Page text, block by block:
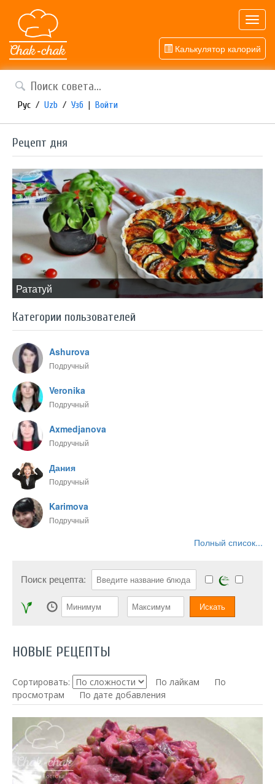
Калькулятор калорий
Рус / Uzb / Узб | Войти
Рецепт дня
​Рататуй
Категории пользователей
Ashurova
Подручный
Veronika
Подручный
Axmedjanova
Подручный
Дания
Подручный
Karimova
Подручный
Полный список...
Поиск рецепта:
НОВЫЕ РЕЦЕПТЫ
Сортировать: По лайкам
По
просмотрам
По дате добавления